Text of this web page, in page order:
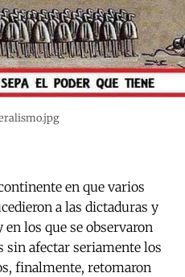
en que varios
a las dictaduras y
los que se observaron
sin afectar seriamente los
finalmente, retomaron